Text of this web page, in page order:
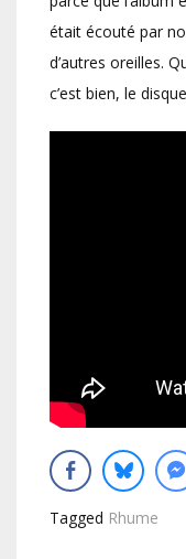
était écouté par
d’autres oreilles.
c’est bien, le
Tagged Rhume